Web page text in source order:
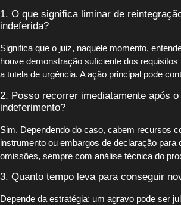
1. O que significa liminar de
indeferida?
Significa que o juiz, naquele momento,
houve demonstração suficiente dos requisitos
a tutela de urgência. A ação principal pode
2. Posso recorrer imediatamente após o
indeferimento?
Sim. Dependendo do caso, cabem recursos
instrumento ou embargos de declaração para
omissões, sempre com análise técnica do
3. Quanto tempo leva para conseguir
Depende da estratégia: um agravo pode ser